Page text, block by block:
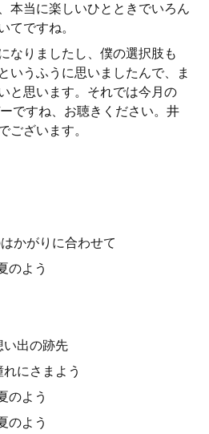
本当に楽しいひとときでいろん
てですね。
なりましたし、僕の選択肢も
いうふうに思いましたんで、ま
と思います。それでは今月の
ですね、お聴きください。井
ございます。
かがりに合わせて
のよう
い出の跡先
にさまよう
のよう
のよう